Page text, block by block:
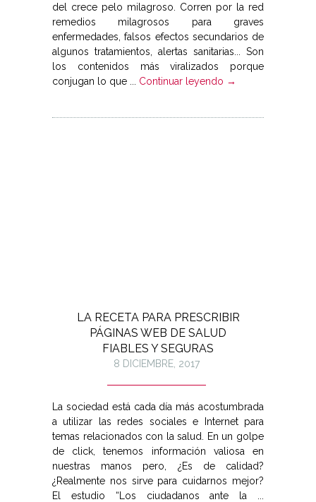
del crece pelo milagroso. Corren por la red
remedios milagrosos para graves
enfermedades, falsos efectos secundarios de
algunos tratamientos, alertas sanitarias... Son
los contenidos más viralizados porque
conjugan lo que ... Continuar leyendo →
LA RECETA PARA PRESCRIBIR
PÁGINAS WEB DE SALUD
FIABLES Y SEGURAS
8 DICIEMBRE, 2017
La sociedad está cada día más acostumbrada
a utilizar las redes sociales e Internet para
temas relacionados con la salud. En un golpe
de click, tenemos información valiosa en
nuestras manos pero, ¿Es de calidad?
¿Realmente nos sirve para cuidarnos mejor?
El estudio “Los ciudadanos ante la ...